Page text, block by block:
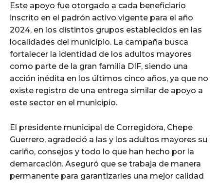
Este apoyo fue otorgado a cada beneficiario
inscrito en el padrón activo vigente para el año
2024, en los distintos grupos establecidos en las
localidades del municipio. La campaña busca
fortalecer la identidad de los adultos mayores
como parte de la gran familia DIF, siendo una
acción inédita en los últimos cinco años, ya que no
existe registro de una entrega similar de apoyo a
este sector en el municipio.
El presidente municipal de Corregidora, Chepe
Guerrero, agradeció a las y los adultos mayores su
cariño, consejos y todo lo que han hecho por la
demarcación. Aseguró que se trabaja de manera
permanente para garantizarles una mejor calidad